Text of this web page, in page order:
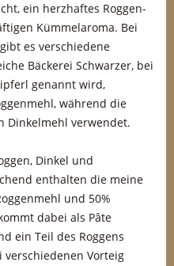
ein herzhaftes Roggen-
Kümmelaroma. Bei
es verschiedene
Bäckerei Schwarzer, bei
genannt wird,
während die
Dinkelmehl verwendet.
Dinkel und
enthalten die meine
und 50%
dabei als Pâte
ein Teil des Roggens
Vorteig